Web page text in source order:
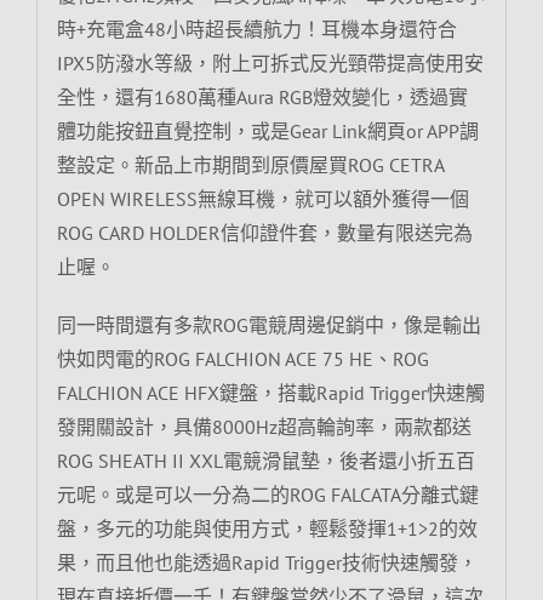
時+充電盒48小時超長續航力！耳機本身還符合
IPX5防潑水等級，附上可拆式反光頸帶提高使用安
全性，還有1680萬種Aura RGB燈效變化，透過實
體功能按鈕直覺控制，或是Gear Link網頁or APP調
整設定。新品上市期間到原價屋買ROG CETRA
OPEN WIRELESS無線耳機，就可以額外獲得一個
ROG CARD HOLDER信仰證件套，數量有限送完為
止喔。
同一時間還有多款ROG電競周邊促銷中，像是輸出
快如閃電的ROG FALCHION ACE 75 HE、ROG
FALCHION ACE HFX鍵盤，搭載Rapid Trigger快速觸
發開關設計，具備8000Hz超高輪詢率，兩款都送
ROG SHEATH II XXL電競滑鼠墊，後者還小折五百
元呢。或是可以一分為二的ROG FALCATA分離式鍵
盤，多元的功能與使用方式，輕鬆發揮1+1>2的效
果，而且他也能透過Rapid Trigger技術快速觸發，